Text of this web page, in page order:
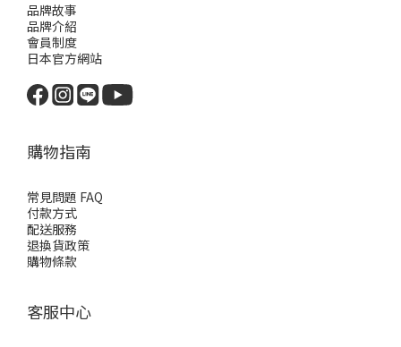
品牌故事
品牌介紹
會員制度
日本官方網站
購物指南
常見問題 FAQ
付款方式
配送服務
退換貨政策
購物條款
客服中心